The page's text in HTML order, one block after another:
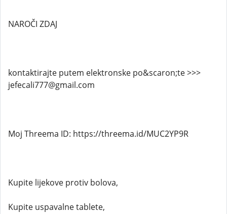
NAROČI ZDAJ
kontaktirajte putem elektronske po&scaron;te >>>
jefecali777@gmail.com
Moj Threema ID: https://threema.id/MUC2YP9R
Kupite lijekove protiv bolova,
Kupite uspavalne tablete,